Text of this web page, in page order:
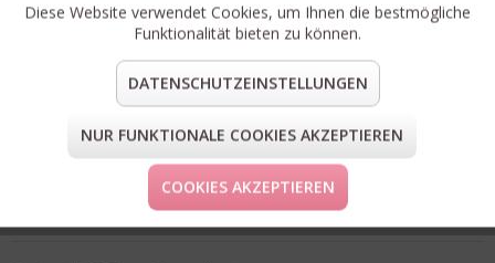
Material:
32% Wolle, 32% Alpaka, 30% Polyamid, 6%
teilen
pin it mail
FORM & GRÖSSE
LIEFERUNG & KOSTENLOSE RETOURE
Diese Website verwendet Cookies, um Ihnen die bestmögliche
Funktionalität bieten zu können.
DATENSCHUTZEINSTELLUNGEN
NUR FUNKTIONALE COOKIES AKZEPTIEREN
COOKIES AKZEPTIEREN